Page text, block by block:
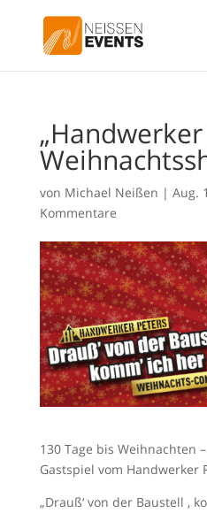
von Michael Neißen | Aug.
Kommentare
130 Tage bis Weihnachten
Gastspiel vom Handwerker
„Drauß‘ von der Baustell ‚